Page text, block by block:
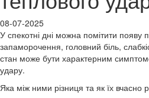
08-07-2025
У спекотні дні можна помітити появу
запаморочення, головний біль,
стан може бути характерним
удару.
Яка між ними різниця та як їх вчасно